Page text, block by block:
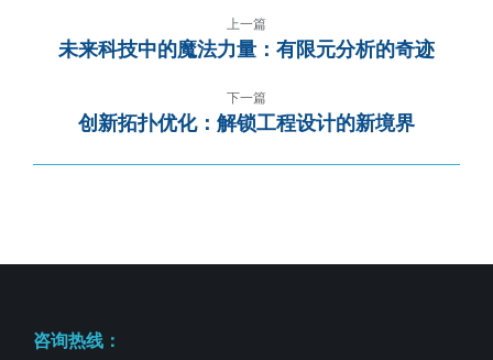
上一篇
未来科技中的魔法力量：有限元分析的奇迹
下一篇
创新拓扑优化：解锁工程设计的新境界
咨询热线：